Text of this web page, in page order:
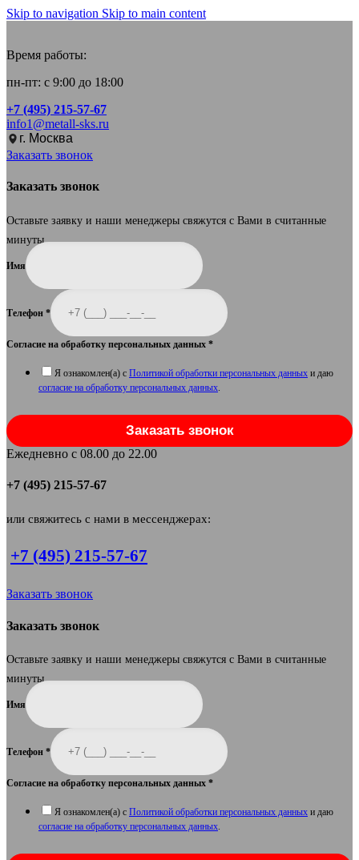
Skip to navigation Skip to main content
Время работы:
пн-пт: с 9:00 до 18:00
+7 (495) 215-57-67
info1@metall-sks.ru
г. Москва
Заказать звонок
Заказать звонок
Оставьте заявку и наши менеджеры свяжутся с Вами в считанные
минуты.
Имя
Телефон *
Согласие на обработку персональных данных *
Я ознакомлен(а) с Политикой обработки персональных данных и даю
согласие на обработку персональных данных
Заказать звонок
Ежедневно с 08.00 до 22.00
+7 (495) 215-57-67
или свяжитесь с нами в мессенджерах:
+7 (495) 215-57-67
Заказать звонок
Заказать звонок
Оставьте заявку и наши менеджеры свяжутся с Вами в считанные
минуты.
Имя
Телефон *
Согласие на обработку персональных данных *
Я ознакомлен(а) с Политикой обработки персональных данных и даю
согласие на обработку персональных данных.